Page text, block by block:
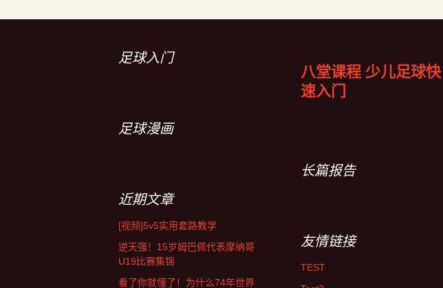
航
足球入门
八堂课程 少儿足球快
速入门
足球漫画
长篇报告
近期文章
[视频]5v5实用套路教学
逆天强！15岁姆巴佩代表摩纳哥
U19比赛集锦
看了你就懂了！为什么74年世界
友情链接
TEST